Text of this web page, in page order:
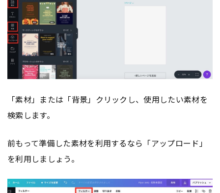
「素材」または「背景」クリックし、使用したい素材を
検索します。
前もって準備した素材を利用するなら「アップロード」
を利用しましょう。